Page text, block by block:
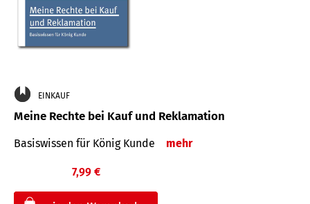
EINKAUF
Meine Rechte bei Kauf und Reklamation
Basiswissen für König Kunde mehr
7,99 €